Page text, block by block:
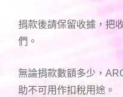
捐款後請保留收據，把
們。
無論捐款數額多少，
助不可用作扣稅用途。